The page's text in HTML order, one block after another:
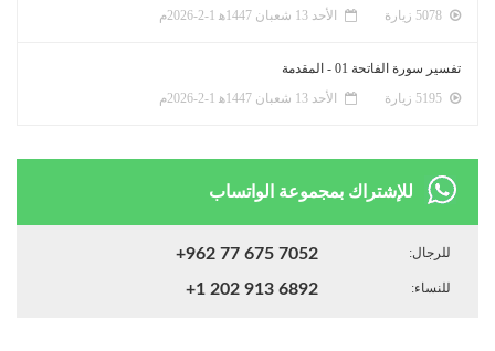
الأحد 13 شعبان 1447ﻫ 1-2-2026م
تفسير سورة الفاتحة 01 - المقدمة
الأحد 13 شعبان 1447ﻫ 1-2-2026م
للإشتراك بمجموعة الواتساب
للرجال: +962 77 675 7052
للنساء: +1 202 913 6892